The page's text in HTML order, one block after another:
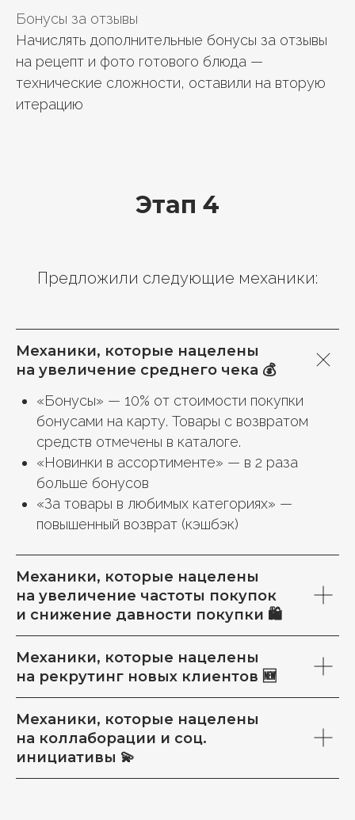
Бонусы за отзывы
Начислять дополнительные бонусы за отзывы
на рецепт и фото готового блюда —
технические сложности, оставили на вторую
итерацию
Этап 4
Предложили следующие механики:
Механики, которые нацелены
на увеличение среднего чека 💰
«Бонусы» — 10% от стоимости покупки
бонусами на карту. Товары с возвратом
средств отмечены в каталоге.
«Новинки в ассортименте» — в 2 раза
больше бонусов
«За товары в любимых категориях» —
повышенный возврат (кэшбэк)
Механики, которые нацелены
на увеличение частоты покупок
и снижение давности покупки 🛍
Механики, которые нацелены
на рекрутинг новых клиентов 🆕
Механики, которые нацелены
на коллаборации и соц.
инициативы 💫